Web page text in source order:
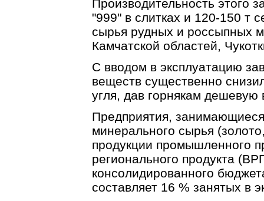
Производительность этого
"999" в слитках и 120-150 т
сырья рудных и россыпных
Камчатской областей,
С вводом в эксплуатацию
веществ существенно
угля, дав горнякам дешевую
Предприятия,
минерального сырья
продукции промышленного
регионального продукта
консолидированного
составляет 16 % занятых в